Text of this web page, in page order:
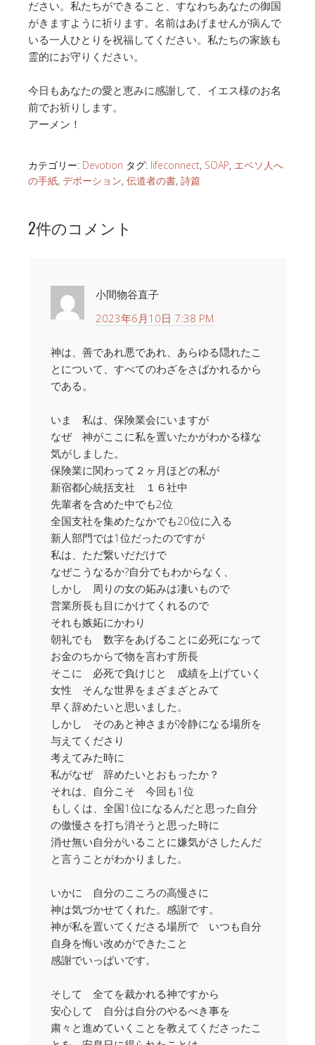
ださい。私たちができること、すなわちあなたの御国
がきますように祈ります。名前はあげませんが病んで
いる一人ひとりを祝福してください。私たちの家族も
霊的にお守りください。
今日もあなたの愛と恵みに感謝して、イエス様のお名
前でお祈りします。
アーメン！
カテゴリー: Devotion タグ: lifeconnect, SOAP, エペソ人へ
の手紙, デボーション, 伝道者の書, 詩篇
2件のコメント
小間物谷直子
2023年6月10日 7:38 PM
神は、善であれ悪であれ、あらゆる隠れたこ
とについて、すべてのわざをさばかれるから
である。
いま 私は、保険業会にいますが
なぜ 神がここに私を置いたかがわかる様な
気がしました。
保険業に関わって２ヶ月ほどの私が
新宿都心統括支社 １６社中
先輩者を含めた中でも2位
全国支社を集めたなかでも20位に入る
新人部門では1位だったのですが
私は、ただ繋いだだけで
なぜこうなるか?自分でもわからなく、
しかし 周りの女の妬みは凄いもので
営業所長も目にかけてくれるので
それも嫉妬にかわり
朝礼でも 数字をあげることに必死になって
お金のちからで物を言わす所長
そこに 必死で負けじと 成績を上げていく
女性 そんな世界をまざまざとみて
早く辞めたいと思いました。
しかし そのあと神さまが冷静になる場所を
与えてくださり
考えてみた時に
私がなぜ 辞めたいとおもったか？
それは、自分こそ 今回も1位
もしくは、全国1位になるんだと思った自分
の傲慢さを打ち消そうと思った時に
消せ無い自分がいることに嫌気がさしたんだ
と言うことがわかりました。
いかに 自分のこころの高慢さに
神は気づかせてくれた。感謝です。
神が私を置いてくださる場所で いつも自分
自身を悔い改めができたこと
感謝でいっぱいです。
そして 全てを裁かれる神ですから
安心して 自分は自分のやるべき事を
粛々と進めていくことを教えてくださったこ